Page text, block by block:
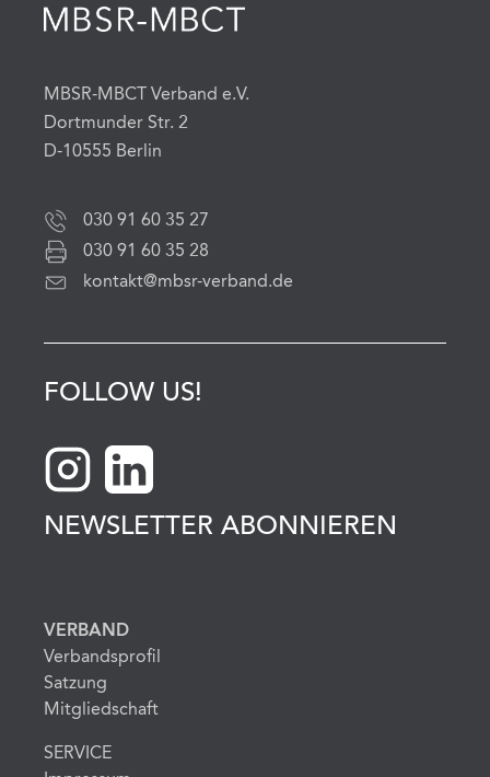
MBSR-MBCT Verband e.V.
Dortmunder Str. 2
D-10555 Berlin
030 91 60 35 27
030 91 60 35 28
kontakt@mbsr-verband.de
FOLLOW US!
NEWSLETTER ABONNIEREN
VERBAND
Verbandsprofil
Satzung
Mitgliedschaft
SERVICE